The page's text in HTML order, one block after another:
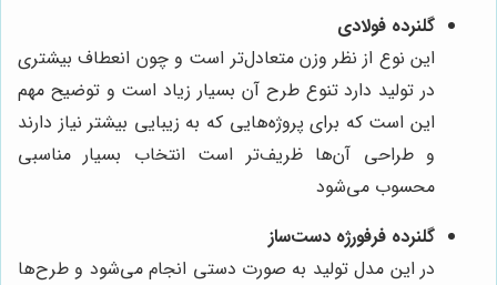
گلنرده فولادی
این نوع از نظر وزن متعادل‌تر است و چون انعطاف بیشتری
در تولید دارد تنوع طرح آن بسیار زیاد است و توضیح مهم
این است که برای پروژه‌هایی که به زیبایی بیشتر نیاز دارند
و طراحی آن‌ها ظریف‌تر است انتخاب بسیار مناسبی
محسوب می‌شود
گلنرده فرفورژه دست‌ساز
در این مدل تولید به صورت دستی انجام می‌شود و طرح‌ها